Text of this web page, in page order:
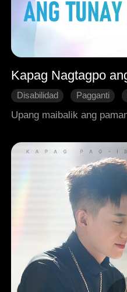
Kapag Nagtagpo
Disabilidad Pagganti